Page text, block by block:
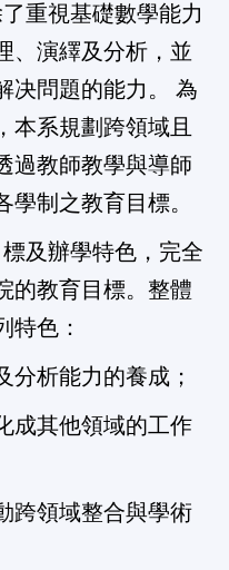
重視基礎數學能力
、演繹及分析，並
决問題的能力。 為
本系規劃跨領域且
過教師教學與導師
制之教育目標。
及辦學特色，完全
的教育目標。整體
特色：
分析能力的養成；
成其他領域的工作
跨領域整合與學術